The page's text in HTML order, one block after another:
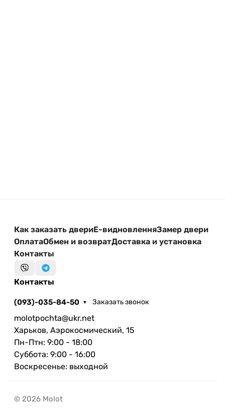
Как заказать двериЕ-видновленняЗамер двери
ОплатаОбмен и возвратДоставка и установка
Контакты
Контакты
(093)-035-84-50 Заказать звонок
molotpochta@ukr.net
Харьков, Аэрокосмический, 15
Пн-Птн: 9:00 - 18:00
Суббота: 9:00 - 16:00
Воскресенье: выходной
© 2026 Molot